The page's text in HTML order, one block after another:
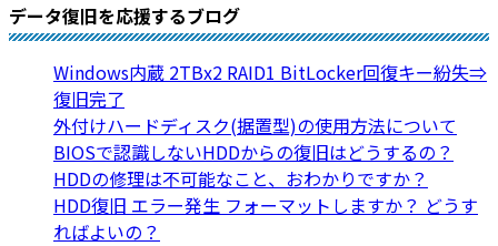
データ復旧を応援するブログ
Windows内蔵 2TBx2 RAID1 BitLocker回復キー紛失⇒
復旧完了
外付けハードディスク(据置型)の使用方法について
BIOSで認識しないHDDからの復旧はどうするの？
HDDの修理は不可能なこと、おわかりですか？
HDD復旧 エラー発生 フォーマットしますか？ どうす
ればよいの？